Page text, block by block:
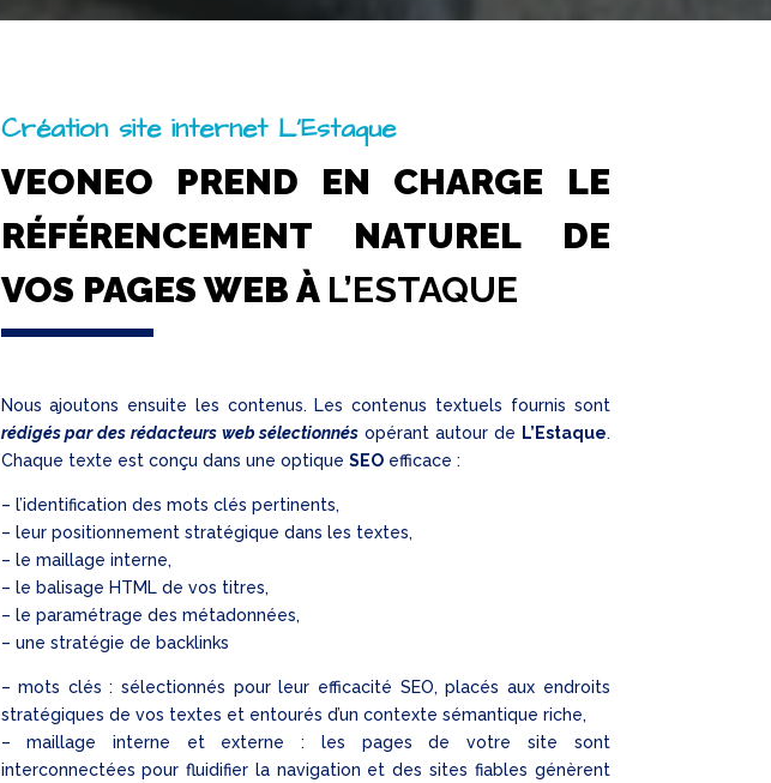
Création site internet L’Estaque
VEONEO PREND EN CHARGE LE
RÉFÉRENCEMENT NATUREL DE
VOS PAGES WEB À L’ESTAQUE
Nous ajoutons ensuite les contenus. Les contenus textuels fournis sont
rédigés par des rédacteurs web sélectionnés opérant autour de L’Estaque.
Chaque texte est conçu dans une optique SEOefficace :
– l’identification des mots clés pertinents,
– leur positionnement stratégique dans les textes,
– le maillage interne,
– le balisage HTML de vos titres,
– le paramétrage des métadonnées,
– une stratégie de backlinks
– mots clés : sélectionnés pour leur efficacité SEO, placés aux endroits
stratégiques de vos textes et entourés d’un contexte sémantique riche,
– maillage interne et externe : les pages de votre site sont
interconnectées pour fluidifier la navigation et des sites fiables génèrent